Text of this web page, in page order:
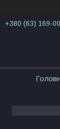
+380 (63) 169-